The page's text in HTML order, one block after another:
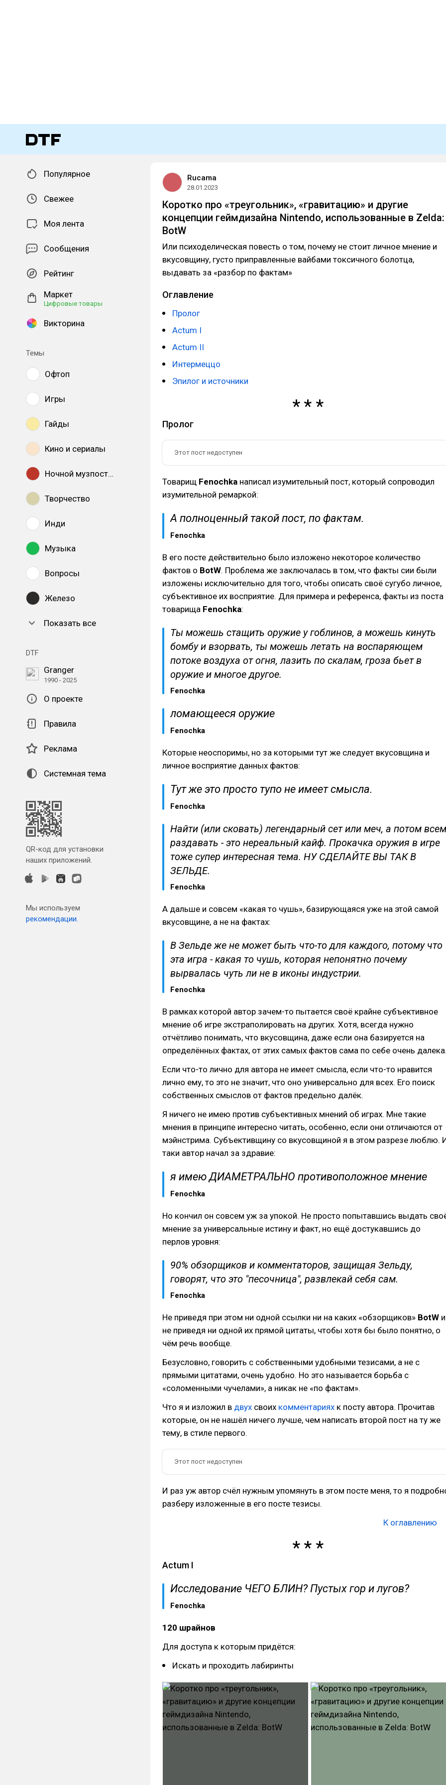
Популярное
Свежее
Моя лента
Сообщения
Рейтинг
Маркет
Цифровые товары
Викторина
Темы
Офтоп
Игры
Гайды
Кино и сериалы
Ночной музпостинг
Творчество
Инди
Музыка
Вопросы
Железо
Показать все
DTF
Granger
1990 - 2025
О проекте
Правила
Реклама
Системная тема
QR-код для установки
наших приложений.
Мы используем
рекомендации.
Rucama
28.01.2023
Коротко про «треугольник», «гравитацию» и другие
концепции геймдизайна Nintendo, использованные в Zelda:
BotW
Или психоделическая повесть о том, почему не стоит личное мнение и
вкусовщину, густо приправленные вайбами токсичного болотца,
выдавать за «разбор по фактам»
Оглавление
Пролог
Actum I
Actum II
Интермеццо
Эпилог и источники
Пролог
Этот пост недоступен
Товарищ Fenochka написал изумительный пост, который сопроводил
изумительной ремаркой:
А полноценный такой пост, по фактам.
Fenochka
В его посте действительно было изложено некоторое количество
фактов о BotW. Проблема же заключалась в том, что факты сии были
изложены исключительно для того, чтобы описать своё сугубо личное,
субъективное их восприятие. Для примера и референса, факты из поста
товарища Fenochka:
Ты можешь стащить оружие у гоблинов, а можешь кинуть
бомбу и взорвать, ты можешь летать на воспаряющем
потоке воздуха от огня, лазить по скалам, гроза бьет в
оружие и многое другое.
Fenochka
ломающееся оружие
Fenochka
Которые неоспоримы, но за которыми тут же следует вкусовщина и
личное восприятие данных фактов:
Тут же это просто тупо не имеет смысла.
Fenochka
Найти (или сковать) легендарный сет или меч, а потом всем
раздавать - это нереальный кайф. Прокачка оружия в игре
тоже супер интересная тема. НУ СДЕЛАЙТЕ ВЫ ТАК В
ЗЕЛЬДЕ.
Fenochka
А дальше и совсем «какая то чушь», базирующаяся уже на этой самой
вкусовщине, а не на фактах:
В Зельде же не может быть что-то для каждого, потому что
эта игра - какая то чушь, которая непонятно почему
вырвалась чуть ли не в иконы индустрии.
Fenochka
В рамках которой автор зачем-то пытается своё крайне субъективное
мнение об игре экстраполировать на других. Хотя, всегда нужно
отчётливо понимать, что вкусовщина, даже если она базируется на
определённых фактах, от этих самых фактов сама по себе очень
Если что-то лично для автора не имеет смысла, если что-то нравится
лично ему, то это не значит, что оно универсально для всех. Его поиск
собственных смыслов от фактов предельно далёк.
Я ничего не имею против субъективных мнений об играх. Мне такие
мнения в принципе интересно читать, особенно, если они отличаются от
мэйнстрима. Субъективщину со вкусовщиной я в этом разрезе люблю.
таки автор начал за здравие:
я имею ДИАМЕТРАЛЬНО противоположное мнение
Fenochka
Но кончил он совсем уж за упокой. Не просто попытавшись выдать
мнение за универсальные истину и факт, но ещё достукавшись до
перлов уровня:
90% обзорщиков и комментаторов, защищая Зельду,
говорят, что это "песочница", развлекай себя сам.
Fenochka
Не приведя при этом ни одной ссылки ни на каких «обзорщиков» BotW и
не приведя ни одной их прямой цитаты, чтобы хотя бы было понятно, о
чём речь вообще.
Безусловно, говорить с собственными удобными тезисами, а не с
прямыми цитатами, очень удобно. Но это называется борьба с
«соломенными чучелами», а никак не «по фактам».
Что я и изложил в двух своих комментариях к посту автора. Прочитав
которые, он не нашёл ничего лучше, чем написать второй пост на ту же
тему, в стиле первого.
Этот пост недоступен
И раз уж автор счёл нужным упомянуть в этом посте меня, то я
разберу изложенные в его посте тезисы.
К оглавлению
Actum I
Исследование ЧЕГО БЛИН? Пустых гор и лугов?
Fenochka
120 шрайнов
Для доступа к которым придётся:
Искать и проходить лабиринты